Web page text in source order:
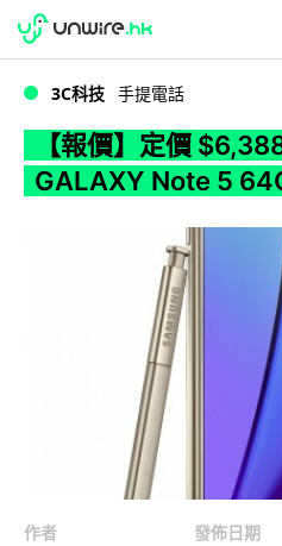
WWDC 2026
3C科技 手提電話
【報價】定價
GALAXY Note 5
作者
發佈日期